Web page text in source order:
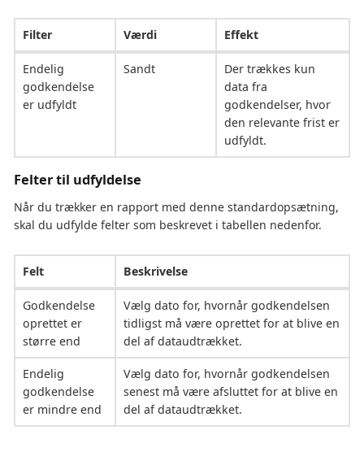
Filter Værdi Effekt
Endelig
godkendelse
er udfyldt
Sandt
Der trækkes kun
data fra
godkendelser, hvor
den relevante frist er
udfyldt.
Felter til udfyldelse
Når du trækker en rapport med denne standardopsætning,
skal du udfylde felter som beskrevet i tabellen nedenfor.
Felt Beskrivelse
Godkendelse
oprettet er
større end
Vælg dato for, hvornår godkendelsen
tidligst må være oprettet for at blive en
del af dataudtrækket.
Endelig
godkendelse
er mindre end
Vælg dato for, hvornår godkendelsen
senest må være afsluttet for at blive en
del af dataudtrækket.